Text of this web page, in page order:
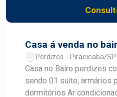
Casa á venda no
Perdizes - Piracicaba/SP
Casa no Bairo perdizes
sendo 01 suite, armários planejados em dois
dormitórios Ar